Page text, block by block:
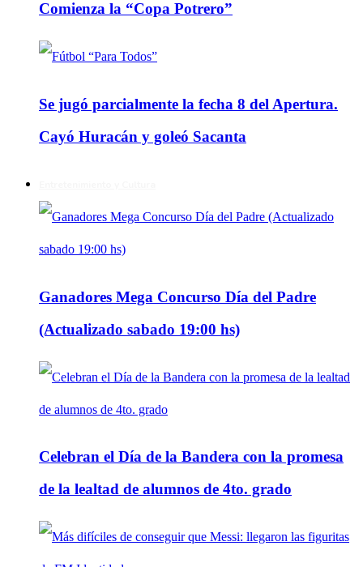
Comienza la “Copa Potrero”
Se jugó parcialmente la fecha 8 del Apertura.
Cayó Huracán y goleó Sacanta
Ganadores Mega Concurso Día del Padre
(Actualizado sabado 19:00 hs)
Celebran el Día de la Bandera con la promesa
de la lealtad de alumnos de 4to. grado